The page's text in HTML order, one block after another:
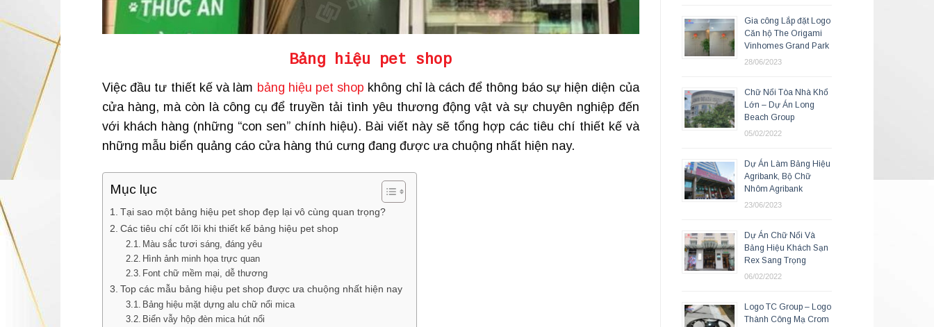
Bảng hiệu pet shop
Việc đầu tư thiết kế và làm bảng hiệu pet shop không chỉ là cách để thông báo sự hiện diện của
cửa hàng, mà còn là công cụ để truyền tải tình yêu thương động vật và sự chuyên nghiệp đến
với khách hàng (những “con sen” chính hiệu). Bài viết này sẽ tổng hợp các tiêu chí thiết kế và
những mẫu biển quảng cáo cửa hàng thú cưng đang được ưa chuộng nhất hiện nay.
Mục lục
Tại sao một bảng hiệu pet shop đẹp lại vô cùng quan trọng?
Các tiêu chí cốt lõi khi thiết kế bảng hiệu pet shop
Màu sắc tươi sáng, đáng yêu
Hình ảnh minh họa trực quan
Font chữ mềm mại, dễ thương
Top các mẫu bảng hiệu pet shop được ưa chuộng nhất hiện nay
Bảng hiệu mặt dựng alu chữ nổi mica
Biển vẫy hộp đèn mica hút nổi
Gia công Lắp đặt Logo
Căn hộ The Origami
Vinhomes Grand Park
28/06/2023
Chữ Nổi Tòa Nhà Khổ
Lớn – Dự Án Long
Beach Group
05/02/2022
Dự Án Làm Bảng Hiệu
Agribank, Bộ Chữ
Nhôm Agribank
23/06/2023
Dự Án Chữ Nổi Và
Bảng Hiệu Khách Sạn
Rex Sang Trọng
06/02/2022
Logo TC Group – Logo
Thành Công Mạ Crom